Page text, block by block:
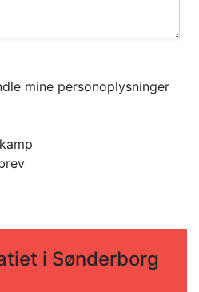
mine personoplysninger
i Sønderborg